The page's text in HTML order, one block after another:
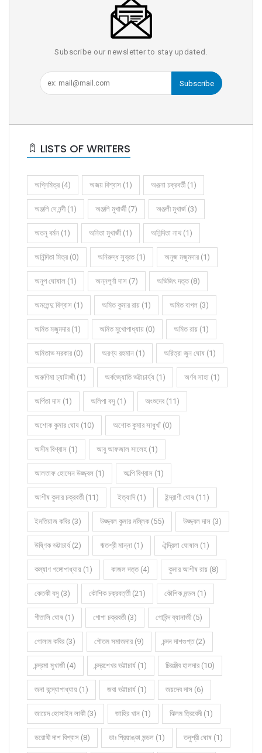
Subscribe our newsletter to stay updated.
Subscribe
LISTS OF WRITERS
অগ্নিমিত্র (4) অজয় বিশ্বাস (1) অঞ্জনা চক্রবর্তী (1)
অঞ্জলি দে নন্দী (1) অঞ্জলি মুখার্জী (7) অঞ্জলী মুখার্জ (3)
অতনু বর্মন (1) অনিতা মুখার্জী (1) অনিন্দিতা নাথ (1)
অনিন্দিতা মিত্র (0) অনিরুদ্ধ সুব্রত (1) অনুজ মজুমদার (1)
অনুপ ঘোষাল (1) অন্নপূর্ণা দাস (7) অভিজিৎ দত্ত (8)
অমলেন্দু বিশ্বাস (1) অমিত কুমার রায় (1) অমিত বাগল (3)
অমিত মজুমদার (1) অমিত মুখোপাধ্যায় (0) অমিত রায় (1)
অমিতাভ সরকার (0) অরণ্য রহমান (1) অরিত্রা জুন ঘোষ (1)
অরুণিমা চ্যাটার্জী (1) অর্কজ্যোতি ভট্টাচার্য্য (1) অর্ণব সাহা (1)
অর্পিতা দাস (1) অলিপা বসু (1) অংশুদেব (11)
অশোক কুমার ঘোষ (10) অশোক কুমার সাধুখাঁ (0)
অসীম বিশ্বাস (1) আবু আফজাল সালেহ (1)
আলতাফ হোসেন উজ্জ্বল (1) আল্পি বিশ্বাস (1)
আশীষ কুমার চক্রবর্তী (11) ইত্যাদি (1) ইন্দ্রাণী ঘোষ (11)
ইমতিয়াজ কবির (3) উজ্জ্বল কুমার মল্লিক (55) উজ্জ্বল দাস (3)
উষ্ণিক ভট্টাচার্য (2) ঋতশ্রী মান্না (1) ঐন্দ্রিলা ঘোষাল (1)
কল্যাণ গঙ্গোপাধ্যায় (1) কাজল দত্ত (4) কুমার আশীষ রায় (8)
কেতকী বসু (3) কৌশিক চক্রবর্ত্তী (21) কৌশিক মন্ডল (1)
গীতালি ঘোষ (1) গোপা চক্রবর্তী (3) গোবিন্দ ব্যানার্জী (5)
গোলাম কবির (3) গৌতম সমাজদার (9) চন্দন দাশগুপ্ত (2)
চন্দ্রমা মুখার্জী (4) চন্দ্রশেখর ভট্টাচার্য (1) চিরঞ্জীব হালদার (10)
জনা বন্দ্যোপাধ্যায় (1) জবা ভট্টাচার্য (1) জয়দেব দাস (6)
জায়েদ হোসাইন লাকী (3) জাহির খান (1) ঝিলম ত্রিবেদী (1)
ডরোথী দাশ বিশ্বাস (8) ডাঃ প্রিয়াঙ্কা মন্ডল (1) তনুশ্রী ঘোষ (1)